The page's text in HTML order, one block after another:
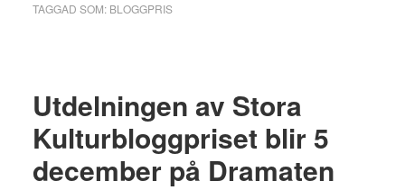
TAGGAD SOM: BLOGGPRIS
Utdelningen av Stora
Kulturbloggpriset blir 5
december på Dramaten